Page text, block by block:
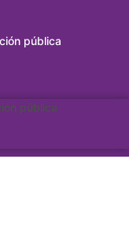
pública
pública